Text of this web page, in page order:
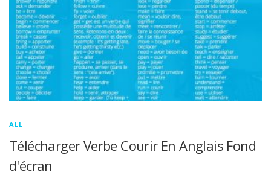
ALL
Télécharger Verbe Courir En Anglais Fond
d'écran